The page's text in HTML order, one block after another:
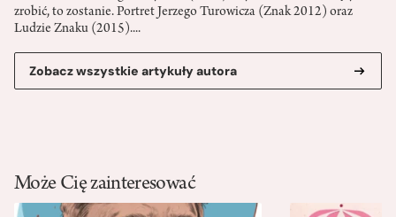
zrobić, to zostanie. Portret Jerzego Turowicza (Znak 2012) oraz
Ludzie Znaku (2015)....
Zobacz wszystkie artykuły autora
Może Cię zainteresować